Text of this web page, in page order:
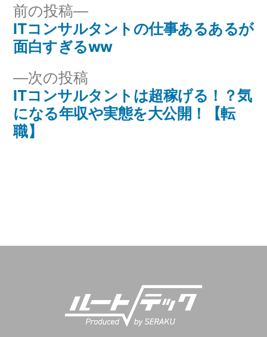
ー:
投
稿
ビ
ゲ
ー
次の投稿
の
投
ITコンサルタントは超稼げる！？気
になる年収や実態を大公開！【転
職】
前の投稿
前
の
投
ITコンサルタントの仕事あるあるが
面白すぎるww